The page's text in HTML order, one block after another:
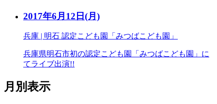
2017年6月12日(月)
兵庫 | 明石 認定こども園「みつばこども園」
兵庫県明石市初の認定こども園「みつばこども園」に
てライブ出演!!
月別表示